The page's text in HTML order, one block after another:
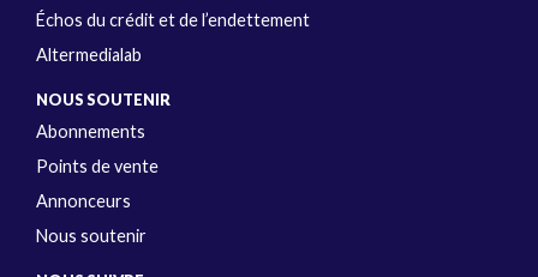
Échos du crédit et de l’endettement
Altermedialab
NOUS SOUTENIR
Abonnements
Points de vente
Annonceurs
Nous soutenir